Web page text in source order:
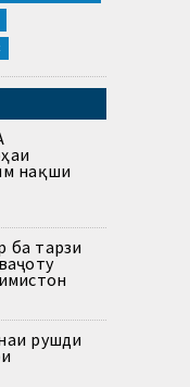
нақши
тарзи
рушди